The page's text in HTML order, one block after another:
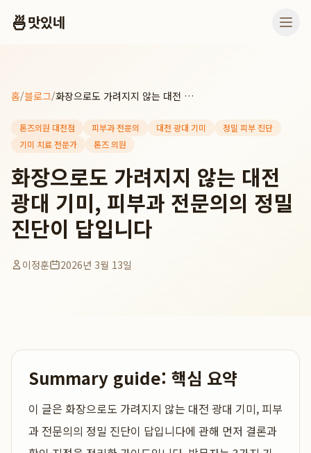
🍜맛있네
홈/블로그/ 화장으로도 가려지지 않는 대전 광대 기미, 피부과 전문의의 정밀 진단이 답입니다
톤즈의원 대전점 피부과 전문의 대전 광대 기미
정밀 피부 진단
기미 치료 전문가
톤즈 의원
화장으로도 가려지지 않는 대전
광대 기미, 피부과 전문의의 정밀
진단이 답입니다
이정훈 2026년 3월 13일
Summary guide: 핵심 요약
이 글은 화장으로도 가려지지 않는 대전 광대 기미, 피부
과 전문의의 정밀 진단이 답입니다에 관해 먼저 결론과